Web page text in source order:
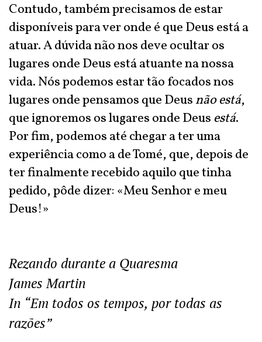
Contudo, também precisamos de estar
disponíveis para ver onde é que Deus está a
atuar. A dúvida não nos deve ocultar os
lugares onde Deus está atuante na nossa
vida. Nós podemos estar tão focados nos
lugares onde pensamos que Deusnão está,
que ignoremos os lugares onde Deus está.
Por fim, podemos até chegar a ter uma
experiência como a de Tomé, que, depois de
ter finalmente recebido aquilo que tinha
pedido, pôde dizer: «Meu Senhor e meu
Deus!»
Rezando durante a Quaresma
James Martin
In “Em todos os tempos, por todas as
razões”